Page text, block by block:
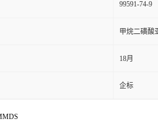
99591-74-9
甲烷二磺酸
18月
企标